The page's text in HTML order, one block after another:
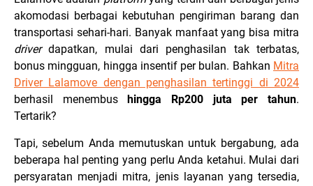
akomodasi berbagai kebutuhan pengiriman barang dan
transportasi sehari-hari. Banyak manfaat yang bisa mitra
driverdapatkan, mulai dari penghasilan tak terbatas,
bonus mingguan, hingga insentif per bulan. Bahkan Mitra
Driver Lalamove dengan penghasilan tertinggi di 2024
berhasil menembushingga Rp200 juta per tahun.
Tertarik?
Tapi, sebelum Anda memutuskan untuk bergabung, ada
beberapa hal penting yang perlu Anda ketahui. Mulai dari
persyaratan menjadi mitra, jenis layanan yang tersedia,